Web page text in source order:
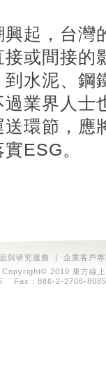
起，台灣
或間接的
水泥、鋼
業界人士
環節，應
ESG。
與研究服務 | 企業客戶
Copyright© 2010 東方線
Fax：886-2-2706-